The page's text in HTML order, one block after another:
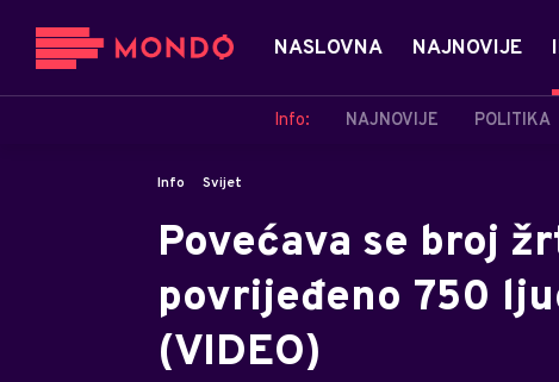
NASLOVNA NAJNOVIJE
Info: NAJNOVIJE POLITIKA
Info Svijet
Povećava se broj
povrijeđeno 750
(VIDEO)